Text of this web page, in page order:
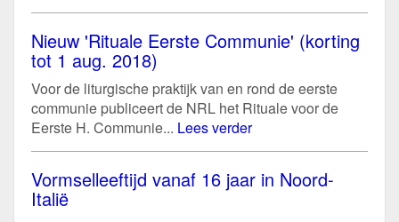
Nieuw 'Rituale Eerste Communie' (korting
tot 1 aug. 2018)
Voor de liturgische praktijk van en rond de eerste
communie publiceert de NRL het Rituale voor de
Eerste H. Communie... Lees verder
Vormselleeftijd vanaf 16 jaar in Noord-
Italië